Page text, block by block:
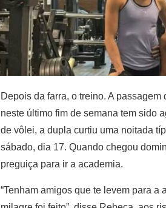
Depois da farra, o treino. A
neste último fim de semana tem sido
de vôlei, a dupla curtiu uma noitada
sábado, dia 17. Quando chegou
preguiça para ir a academia.
“Tenham amigos que te levem para